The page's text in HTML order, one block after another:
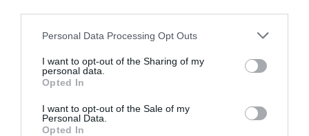
Please note that this website/app uses one or more Google
not limited to your visit or usage behaviour. You may click to
grant or deny consent to Google and its third-party tags to
use your data for below specified purposes in below Google
consent section.
Personal Data Processing Opt Outs
I want to opt-out of the Sharing of my
personal data.
Opted In
I want to opt-out of the Sale of my
Personal Data.
Opted In
Χανιά: 17χρονη κατήγγειλε ότι 24χρονος την